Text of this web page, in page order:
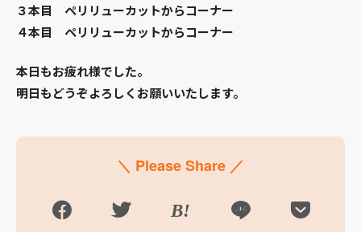
３本目 ペリリューカットからコーナー
４本目 ペリリューカットからコーナー
本日もお疲れ様でした。
明日もどうぞよろしくお願いいたします。
＼ Please Share ／